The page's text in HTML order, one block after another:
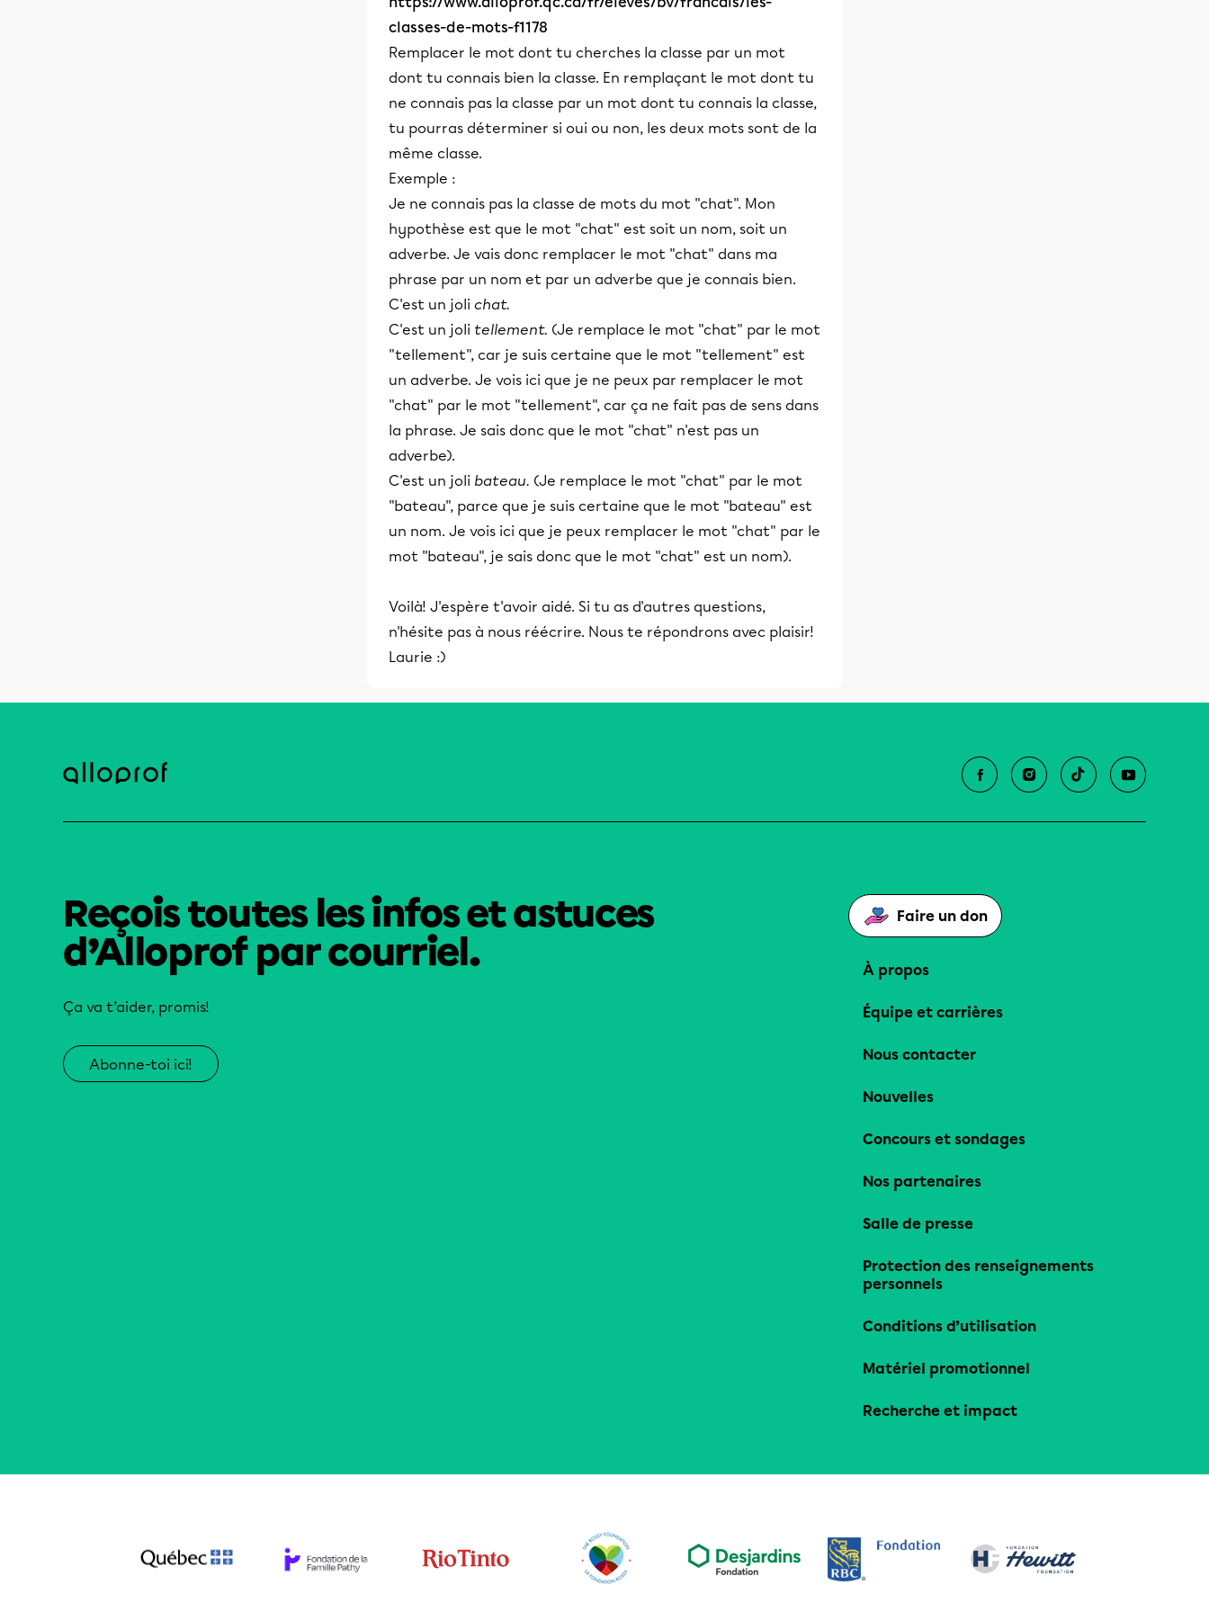
classes-de-mots-f1178
Remplacer le mot dont tu cherches la classe par un mot
dont tu connais bien la classe. En remplaçant le mot dont tu
ne connais pas la classe par un mot dont tu connais la classe,
tu pourras déterminer si oui ou non, les deux mots sont de la
même classe.
Exemple :
Je ne connais pas la classe de mots du mot "chat". Mon
hypothèse est que le mot "chat" est soit un nom, soit un
adverbe. Je vais donc remplacer le mot "chat" dans ma
phrase par un nom et par un adverbe que je connais bien.
C'est un joli chat.
C'est un joli tellement. (Je remplace le mot "chat" par le mot
"tellement", car je suis certaine que le mot "tellement" est
un adverbe. Je vois ici que je ne peux par remplacer le mot
"chat" par le mot "tellement", car ça ne fait pas de sens dans
la phrase. Je sais donc que le mot "chat" n'est pas un
adverbe).
C'est un joli bateau. (Je remplace le mot "chat" par le mot
"bateau", parce que je suis certaine que le mot "bateau" est
un nom. Je vois ici que je peux remplacer le mot "chat" par le
mot "bateau", je sais donc que le mot "chat" est un nom).
Voilà! J'espère t'avoir aidé. Si tu as d'autres questions,
n'hésite pas à nous réécrire. Nous te répondrons avec plaisir!
Laurie :)
Reçois toutes les infos et astuces
d’Alloprof par courriel.
Ça va t’aider, promis!
Abonne-toi ici!
Faire un don
À propos
Équipe et carrières
Nous contacter
Nouvelles
Concours et sondages
Nos partenaires
Salle de presse
Protection des renseignements
personnels
Conditions d’utilisation
Matériel promotionnel
Recherche et impact